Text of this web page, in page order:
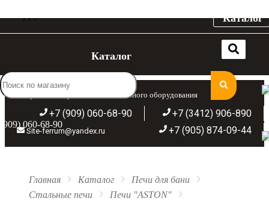
Широкий ассортимент отопительного оборудования
+7 (3412) 906-890
+7 (909) 060-68-90
+7 (905) 874-09-44
Site-ferrum@yandex.ru
Каталог
Каталог
(909) 060-68-90
Главная Каталог
Печи для бани
Стальные печи
Печи "ASTON"